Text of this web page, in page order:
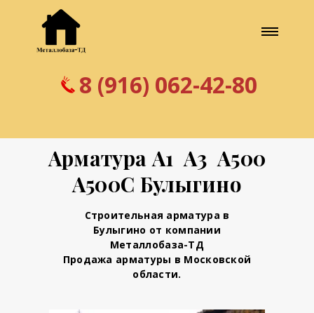
8 (916) 062-42-80
Арматура А1 А3 А500
А500С Булыгино
Строительная арматура в
Булыгино от компании
Металлобаза-ТД
Продажа арматуры в Московской
области.